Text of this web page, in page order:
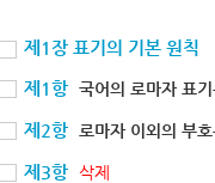
제1장 표기의 기본 원칙
제1항 국어의 로마자 표
제2항 로마자 이외의 부
제3항 삭제